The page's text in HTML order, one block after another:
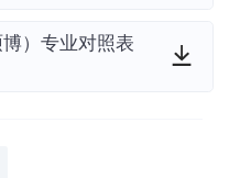
）专业对照表